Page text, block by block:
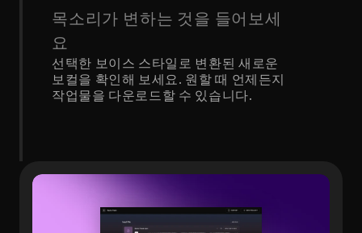
목소리가 변하는 것을 들어보세
요
선택한 보이스 스타일로 변환된 새로운
보컬을 확인해 보세요. 원할 때 언제든지
작업물을 다운로드할 수 있습니다.